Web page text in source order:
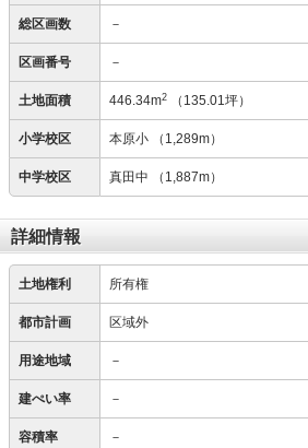
総区画数 －
区画番号 －
土地面積 446.34m2 （135.01坪）
小学校区 本原小 （1,289m）
中学校区 真田中 （1,887m）
詳細情報
土地権利 所有権
都市計画 区域外
用途地域 －
建ぺい率 －
容積率 －